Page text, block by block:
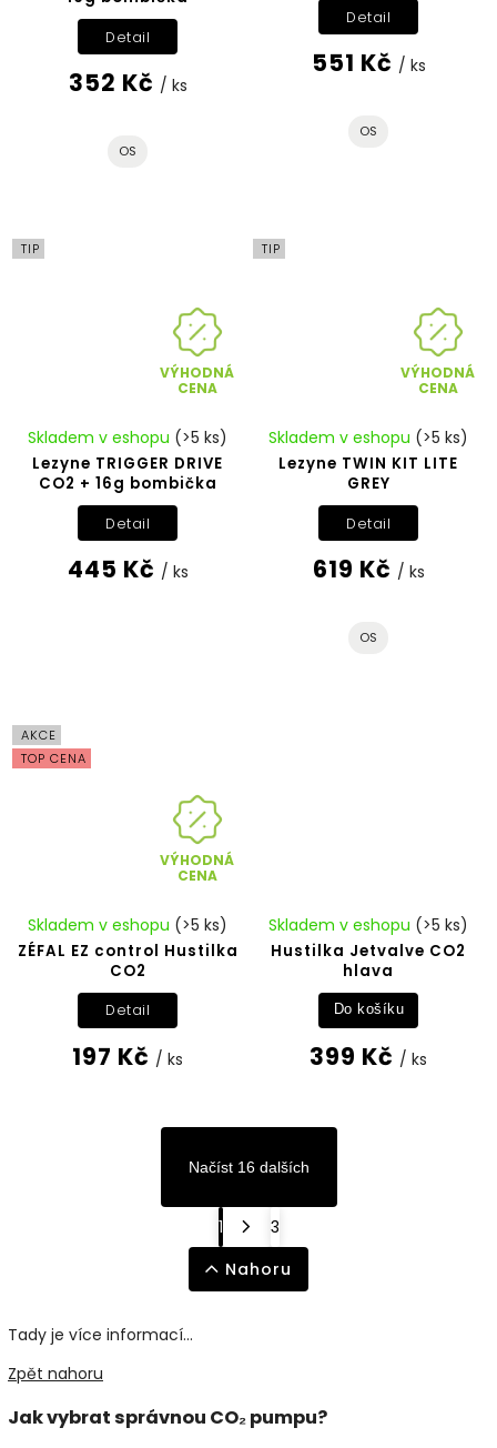
352 Kč / ks
Detail
OS
551 Kč / ks
Detail
OS
TIP
VÝHODNÁ
CENA
Lezyne TRIGGER DRIVE
CO2 + 16g bombička
Skladem v eshopu (>5 ks)
445 Kč / ks
Detail
TIP
VÝHODNÁ
CENA
Lezyne TWIN KIT LITE
GREY
Skladem v eshopu (>5 ks)
619 Kč / ks
Detail
OS
AKCE
TOP CENA
VÝHODNÁ
CENA
ZÉFAL EZ control Hustilka
CO2
Skladem v eshopu (>5 ks)
197 Kč / ks
Detail
Hustilka Jetvalve CO2
hlava
Skladem v eshopu (>5 ks)
399 Kč / ks
Do košíku
Načíst 16 dalších
1
3
Nahoru
Tady je více informací...
Zpět nahoru
Jak vybrat správnou CO₂ pumpu?